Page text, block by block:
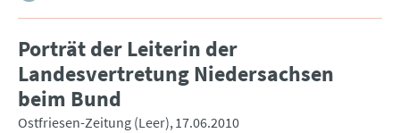
Porträt der Leiterin der
Landesvertretung Niedersachsen
beim Bund
Ostfriesen-Zeitung (Leer) 17.06.2010